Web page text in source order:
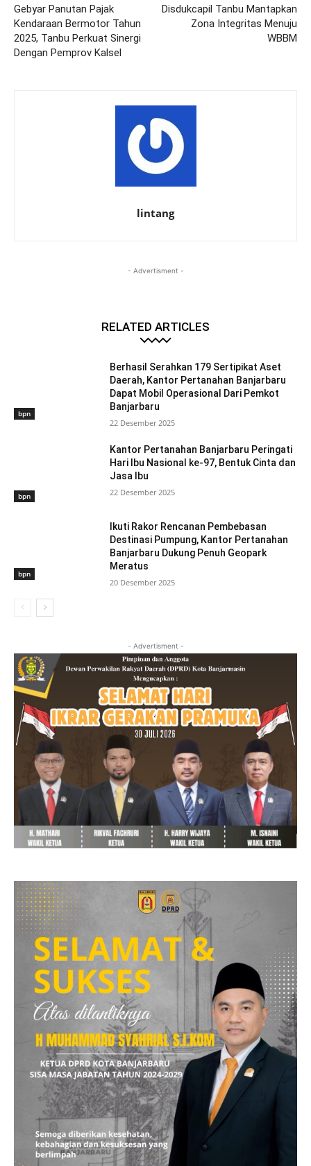
Gebyar Panutan Pajak
Kendaraan Bermotor Tahun
2025, Tanbu Perkuat Sinergi
Dengan Pemprov Kalsel
Disdukcapil Tanbu Mantapkan
Zona Integritas Menuju
WBBM
lintang
- Advertisment -
RELATED ARTICLES
bpn
Berhasil Serahkan 179 Sertipikat Aset
Daerah, Kantor Pertanahan Banjarbaru
Dapat Mobil Operasional Dari Pemkot
Banjarbaru
22 Desember 2025
bpn
Kantor Pertanahan Banjarbaru Peringati
Hari Ibu Nasional ke-97, Bentuk Cinta dan
Jasa Ibu
22 Desember 2025
bpn
Ikuti Rakor Rencanan Pembebasan
Destinasi Pumpung, Kantor Pertanahan
Banjarbaru Dukung Penuh Geopark
Meratus
20 Desember 2025
- Advertisment -